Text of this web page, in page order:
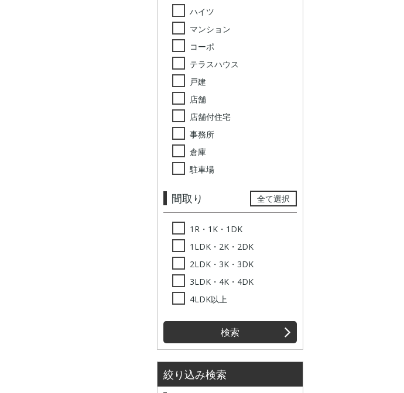
ハイツ
マンション
コーポ
テラスハウス
戸建
店舗
店舗付住宅
事務所
倉庫
駐車場
間取り 全て選択
1R・1K・1DK
1LDK・2K・2DK
2LDK・3K・3DK
3LDK・4K・4DK
4LDK以上
検索
絞り込み検索